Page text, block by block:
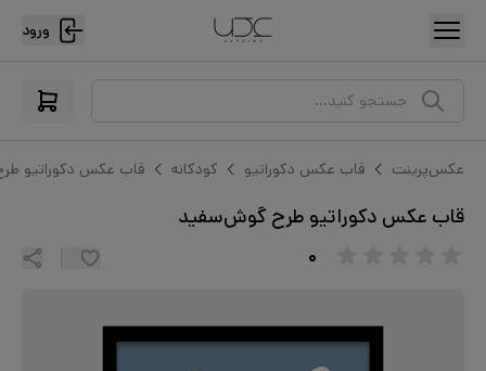
ورود
جستجو کنید...
عکس‌پرینت قاب عکس دکوراتیو کودکانه قاب عکس دکوراتیو
قاب عکس دکوراتیو طرح گوش‌سفید
۰